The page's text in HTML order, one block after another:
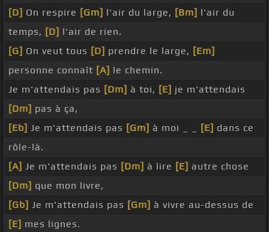
[D] On respire [Gm] l'air du large, [Bm] l'air du
temps, [D] l'air de rien.
[G] On veut tous [D] prendre le large, [Em]
personne connaît [A] le chemin.
Je m'attendais pas [Dm] à toi, [E] je m'attendais
[Dm] pas à ça,
[Eb] Je m'attendais pas [Gm] à moi _ _ [E] dans ce
rôle-là.
[A] Je m'attendais pas [Dm] à lire [E] autre chose
[Dm] que mon livre,
[Gb] Je m'attendais pas [Gm] à vivre au-dessus de
[E] mes lignes.